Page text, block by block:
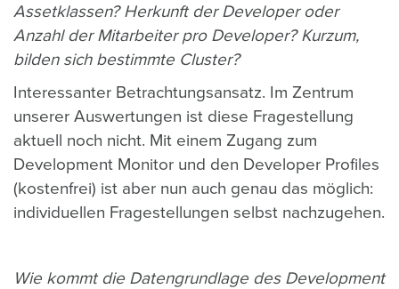
Assetklassen? Herkunft der Developer oder
Anzahl der Mitarbeiter pro Developer? Kurzum,
bilden sich bestimmte Cluster?
Interessanter Betrachtungsansatz. Im Zentrum
unserer Auswertungen ist diese Fragestellung
aktuell noch nicht. Mit einem Zugang zum
Development Monitor und den Developer Profiles
(kostenfrei) ist aber nun auch genau das möglich:
individuellen Fragestellungen selbst nachzugehen.
Wie kommt die Datengrundlage des Development